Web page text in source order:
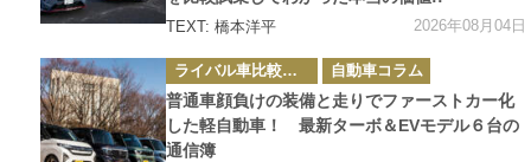
TEXT: 橋本洋平 2026年08月04日
カ
テ
ゴ
リ
ー
ライバル車比較テスト 自動車コラム
普通車顔負けの装備と走りでファーストカー化
した軽自動車！ 最新ターボ＆EVモデル６台の
通信簿